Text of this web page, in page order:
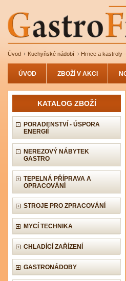
Úvod Kuchyňské nádobí Hrnce a kastroly
ÚVOD ZBOŽÍ V AKCI
KATALOG ZBOŽÍ
PORADENSTVÍ - ÚSPORA
ENERGIÍ
NEREZOVÝ NÁBYTEK
GASTRO
TEPELNÁ PŘÍPRAVA A
OPRACOVÁNÍ
STROJE PRO ZPRACOVÁNÍ
MYCÍ TECHNIKA
CHLADÍCÍ ZAŘÍZENÍ
GASTRONÁDOBY